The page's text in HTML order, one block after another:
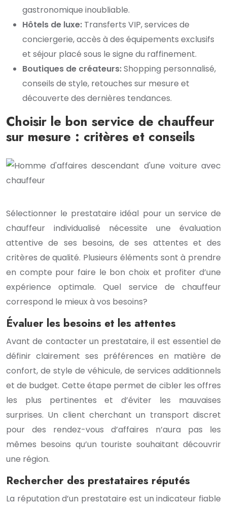
gastronomique inoubliable.
Hôtels de luxe: Transferts VIP, services de
conciergerie, accès à des équipements exclusifs
et séjour placé sous le signe du raffinement.
Boutiques de créateurs:Shopping personnalisé,
conseils de style, retouches sur mesure et
découverte des dernières tendances.
Choisir le bon service de chauffeur
sur mesure : critères et conseils
Sélectionner le prestataire idéal pour un service de
chauffeur individualisé nécessite une évaluation
attentive de ses besoins, de ses attentes et des
critères de qualité. Plusieurs éléments sont à prendre
en compte pour faire le bon choix et profiter d’une
expérience optimale. Quel service de chauffeur
correspond le mieux à vos besoins?
Évaluer les besoins et les attentes
Avant de contacter un prestataire, il est essentiel de
définir clairement ses préférences en matière de
confort, de style de véhicule, de services additionnels
et de budget. Cette étape permet de cibler les offres
les plus pertinentes et d’éviter les mauvaises
surprises. Un client cherchant un transport discret
pour des rendez-vous d’affaires n’aura pas les
mêmes besoins qu’un touriste souhaitant découvrir
une région.
Rechercher des prestataires réputés
La réputation d’un prestataire est un indicateur fiable